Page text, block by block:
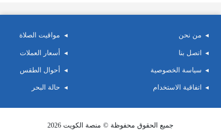
من نحن
اتصل بنا
سياسة الخصوصية
اتفاقية الاستخدام
مواقيت الصلاة
أسعار العملات
أحوال الطقس
حالة البحر
جميع الحقوق محفوظة © منصة الكويت 2026